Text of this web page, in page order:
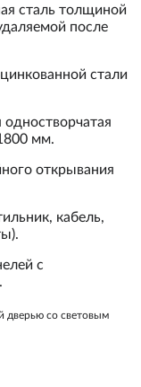
сталь толщиной
после
стали
мм.
открывания
кабель,
с
дверью со световым